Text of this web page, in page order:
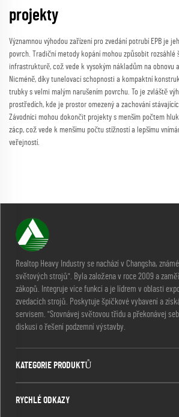
projekty
Významnou výhodou zařízení pro zvedání potrubí EPB je
povrch. Tradiční metody kopání mohou způsobit rozsáhlé
infrastrukturě, což vede k vysokým nákladům na obnovu
Nicméně, díky tunelovací schopnosti a kompaktní
trubky s velmi malým narušením povrchu. To je zvláště
prostředích, kde je prostor omezený a zachování
Závodníci mohou dokončit projekty s menším počtem
zácp, což vede k menšímu počtu stížností a lepšímu
veřejností.
Realtop Heavy Industry se nachází v Changsha,
světových strojů". Byla založena v roce 2009 a
zákopů. Integruje více funkcí a je lídrem v oblasti
zvedacích strojů. Poskytuje špičkové vybavení a
servisem. "Srovnávej světovou třídu a překonávej
diskusi o řešení podzemní výstavby.
KATEGORIE PRODUKTŮ
RYCHLÉ ODKAZY